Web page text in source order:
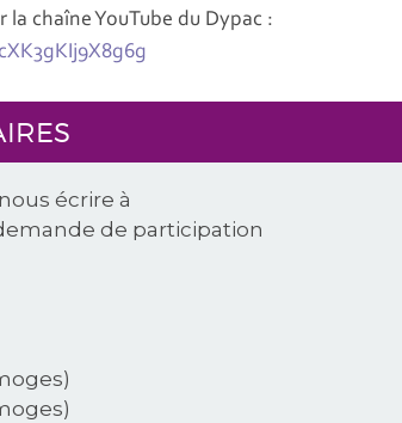
chaîne YouTube du Dypac :
écrire à
de participation